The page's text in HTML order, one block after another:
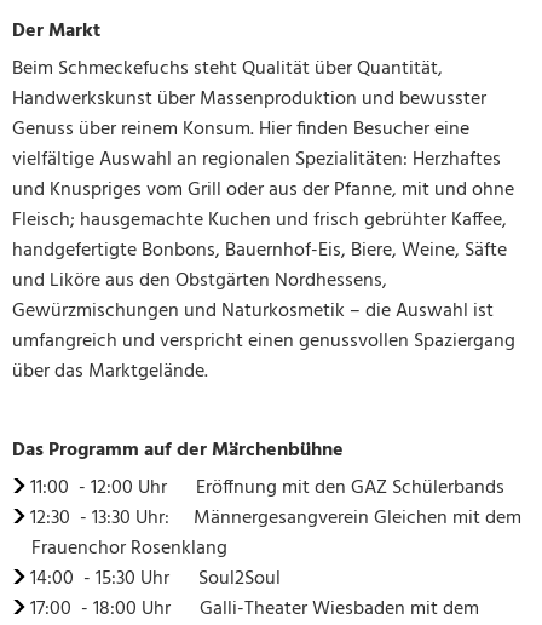
Der Markt
Beim Schmeckefuchs steht Qualität über Quantität,
Handwerkskunst über Massenproduktion und bewusster
Genuss über reinem Konsum. Hier finden Besucher eine
vielfältige Auswahl an regionalen Spezialitäten: Herzhaftes
und Knuspriges vom Grill oder aus der Pfanne, mit und ohne
Fleisch; hausgemachte Kuchen und frisch gebrühter Kaffee,
handgefertigte Bonbons, Bauernhof-Eis, Biere, Weine, Säfte
und Liköre aus den Obstgärten Nordhessens,
Gewürzmischungen und Naturkosmetik – die Auswahl ist
umfangreich und verspricht einen genussvollen Spaziergang
über das Marktgelände.
Das Programm auf der Märchenbühne
11:00 - 12:00 Uhr Eröffnung mit den GAZ Schülerbands
12:30 - 13:30 Uhr: Männergesangverein Gleichen mit dem
Frauenchor Rosenklang
14:00 - 15:30 Uhr Soul2Soul
17:00 - 18:00 Uhr Galli-Theater Wiesbaden mit dem